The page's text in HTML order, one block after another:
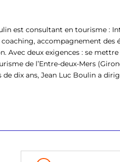
est consultant en tourisme :
accompagnement des
Avec deux exigences : se
de l’Entre-deux-Mers
dix ans, Jean Luc Boulin a